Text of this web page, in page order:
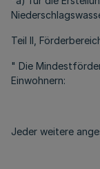
Teil II,
" Die
Einwohnern:
Jeder weitere